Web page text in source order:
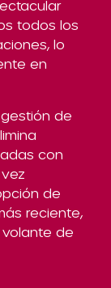
todos los
lo
en
de
con
de
reciente,
de